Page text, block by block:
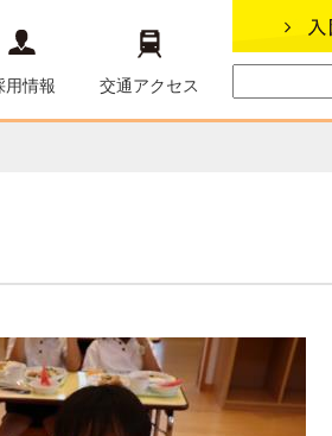
用情報 交通アクセス